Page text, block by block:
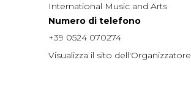
International Music and Arts
Numero di telefono
+39 0524 070274
Visualizza il sito dell'Organizzatore